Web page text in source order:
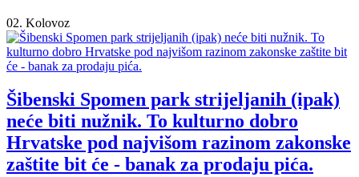
02. Kolovoz
Šibenski Spomen park strijeljanih (ipak)
neće biti nužnik. To kulturno dobro
Hrvatske pod najvišom razinom zakonske
zaštite bit će - banak za prodaju pića.